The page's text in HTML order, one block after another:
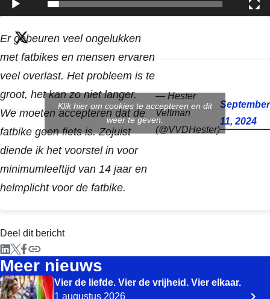
Er gebeuren veel ongelukken
met fatbikes en mensen ervaren
veel overlast. Het probleem is te
groot, het kan zo niet langer.
We moeten accepteren dat de
fatbike geen fiets is. Zojuist
diende ik het voorstel in voor
minimumleeftijd van 14 jaar en
helmplicht voor de fatbike.
— Hester
Veltman
(@VVDHester)
September
11, 2024
Klik hier om cookies te accepteren en dit
weer te geven.
Deel dit bericht
Meer nieuws
Vier de liefde. Vier de vrijheid. Vier elkaar.
1 augustus 2026